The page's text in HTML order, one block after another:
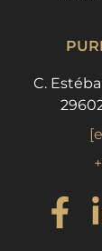
C.